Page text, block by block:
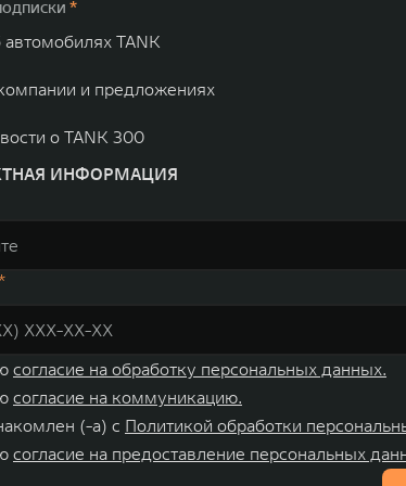
концерн GWM создал мировую систему исследований и
включает 10 внутренних производственных комплексов и
*
TANK
и предложениях
о TANK 300
ИНФОРМАЦИЯ
согласие на обработку персональных данных.
согласие на коммуникацию.
(-а) с Политикой обработки
согласие на предоставление персональных